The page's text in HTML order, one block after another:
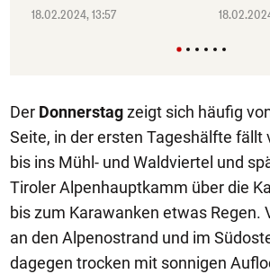
18.02.2024, 13:57
Der Donnerstagzeigt sich häufig
Seite, in der ersten Tageshälfte fällt
bis ins Mühl- und Waldviertel und
Tiroler Alpenhauptkamm über die
bis zum Karawanken etwas Regen.
an den Alpenostrand und im
dagegen trocken mit sonnigen